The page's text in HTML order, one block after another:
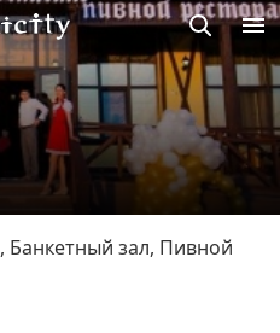
Банкетный зал, Пивной